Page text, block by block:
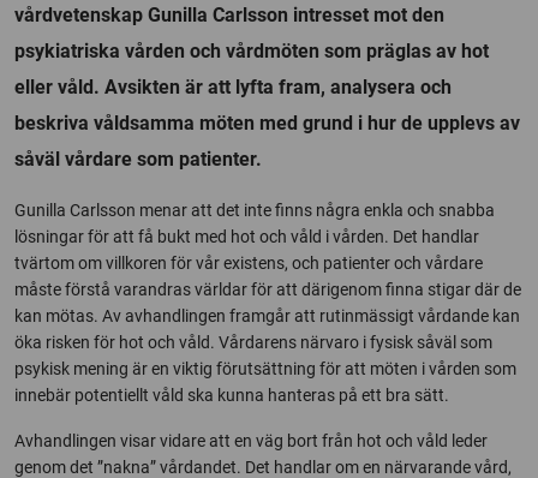
vårdvetenskap Gunilla Carlsson intresset mot den
psykiatriska vården och vårdmöten som präglas av hot
eller våld. Avsikten är att lyfta fram, analysera och
beskriva våldsamma möten med grund i hur de upplevs av
såväl vårdare som patienter.
Gunilla Carlsson menar att det inte finns några enkla och snabba
lösningar för att få bukt med hot och våld i vården. Det handlar
tvärtom om villkoren för vår existens, och patienter och vårdare
måste förstå varandras världar för att därigenom finna stigar där de
kan mötas. Av avhandlingen framgår att rutinmässigt vårdande kan
öka risken för hot och våld. Vårdarens närvaro i fysisk såväl som
psykisk mening är en viktig förutsättning för att möten i vården som
innebär potentiellt våld ska kunna hanteras på ett bra sätt.
Avhandlingen visar vidare att en väg bort från hot och våld leder
genom det ”nakna” vårdandet. Det handlar om en närvarande vård,